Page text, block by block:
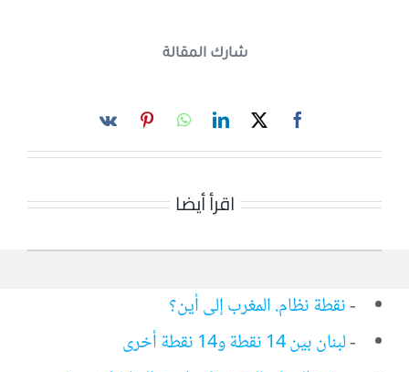
شارك المقالة
اقرأ أيضا
-نقطة نظام. المغرب إلى أين؟
-لبنان بين 14 نقطة و14 نقطة أخرى